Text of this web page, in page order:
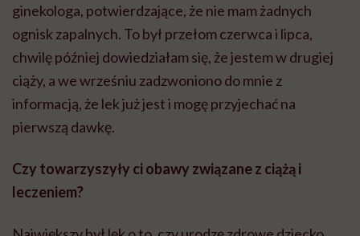
ginekologa, potwierdzające, że nie mam żadnych
ognisk zapalnych. To był przełom czerwca i lipca,
chwilę później dowiedziałam się, że jestem w drugiej
ciąży, a we wrześniu zadzwoniono do mnie z
informacją, że lek już jest i mogę przyjechać na
pierwszą dawkę.
Czy towarzyszyły ci obawy związane z ciążą i
leczeniem?